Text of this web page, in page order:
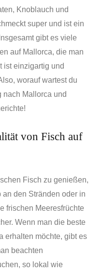
Knoblauch und
super und ist ein
gibt es viele
auf Mallorca, die man
ist einzigartig und
worauf wartest du
nach Mallorca und
von Fisch auf
Fisch zu genießen,
den Stränden oder in
frischen Meeresfrüchte
Wenn man die beste
erhalten möchte, gibt es
beachten
so lokal wie